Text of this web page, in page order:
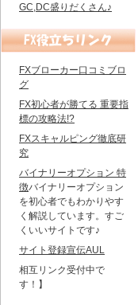
GC,DC盛りだくさん♪
FXブローカー口コミブロ
グ
FX初心者が勝てる 重要指
標の攻略法!?
FXスキャルピング徹底研
究
バイナリーオプション 特
徴バイナリーオプション
を初心者でもわかりやす
く解説しています。すご
くいいサイトです♪
サイト登録宣伝AUL
相互リンク受付中で
す！】